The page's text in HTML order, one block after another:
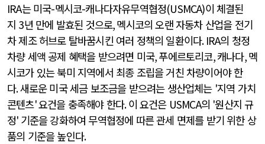
IRA는 미국-멕시코-캐나다자유무역협정(USMCA)이 체결된
지 3년 만에 발효된 것으로,멕시코의 오랜 자동차 산업을 전기
차 제조 허브로 탈바꿈시킨 여러 정책의 일환이다. IRA의 청정
차량 세액 공제 혜택을 받으려면 미국,푸에르토리코,캐나다,멕
시코가 있는 북미 지역에서 최종 조립을 거친 차량이어야 한
다.새로운 미국 세금 보조금을 받으려는 생산업체는 '지역 가치
콘텐츠'요건을 충족해야 한다.이 요건은 USMCA의 '원산지 규
정' 기준을 강화하여 무역협정에 따른 관세 면제를 받기 위한 상
품의 기준을 높인다.